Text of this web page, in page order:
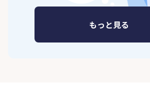
もっと見る